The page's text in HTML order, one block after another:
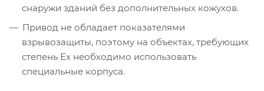
снаружи зданий без дополнительных кожухов.
Привод не обладает показателями
взрывозащиты, поэтому на объектах, требующих
степень Ex необходимо использовать
специальные корпуса.